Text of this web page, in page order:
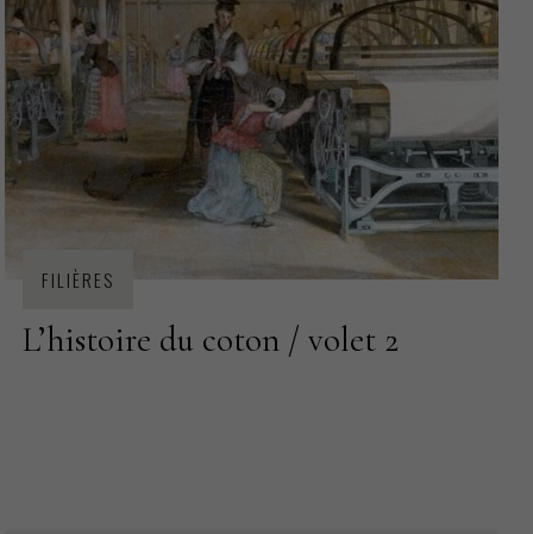
FILIÈRES
L’histoire du coton / volet 2